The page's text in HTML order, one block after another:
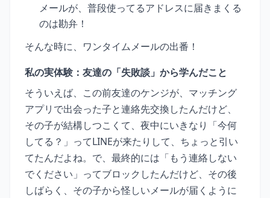
メールが、普段使ってるアドレスに届きまくる
のは勘弁！
そんな時に、ワンタイムメールの出番！
私の実体験：友達の「失敗談」から学んだこと
そういえば、この前友達のケンジが、マッチング
アプリで出会った子と連絡先交換したんだけど、
その子が結構しつこくて、夜中にいきなり「今何
してる？」ってLINEが来たりして、ちょっと引い
てたんだよね。で、最終的には「もう連絡しない
でください」ってブロックしたんだけど、その後
しばらく、その子から怪しいメールが届くように